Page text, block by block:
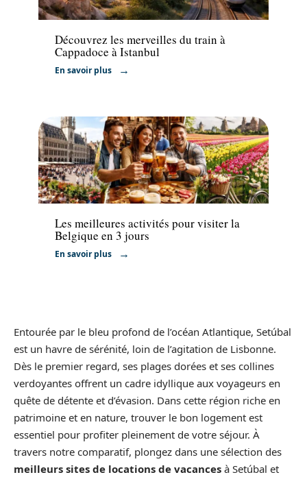
Transport
Découvrez les merveilles du train à
Cappadoce à Istanbul
En savoir plus
Voyage
Les meilleures activités pour visiter la
Belgique en 3 jours
En savoir plus
Entourée par le bleu profond de l’océan Atlantique, Setúbal
est un havre de sérénité, loin de l’agitation de Lisbonne.
Dès le premier regard, ses plages dorées et ses collines
verdoyantes offrent un cadre idyllique aux voyageurs en
quête de détente et d’évasion. Dans cette région riche en
patrimoine et en nature, trouver le bon logement est
essentiel pour profiter pleinement de votre séjour. À
travers notre comparatif, plongez dans une sélection des
meilleurs sites de locations de vacances à Setúbal et